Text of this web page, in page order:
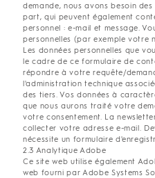
demande, nous avons besoin
part, qui peuvent également
personnel : e-mail et message.
personnelles (par exemple votre
Les données personnelles que
le cadre de ce formulaire de
répondre à votre requête/
l'administration technique
des tiers. Vos données à
que nous aurons traité votre
votre consentement. La
collecter votre adresse e-mail.
nécessite un formulaire
2.3 Analytique Adobe
Ce site web utilise également
web fourni par Adobe Systems